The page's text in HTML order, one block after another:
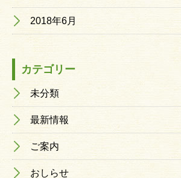
2018年6月
カテゴリー
未分類
最新情報
ご案内
おしらせ